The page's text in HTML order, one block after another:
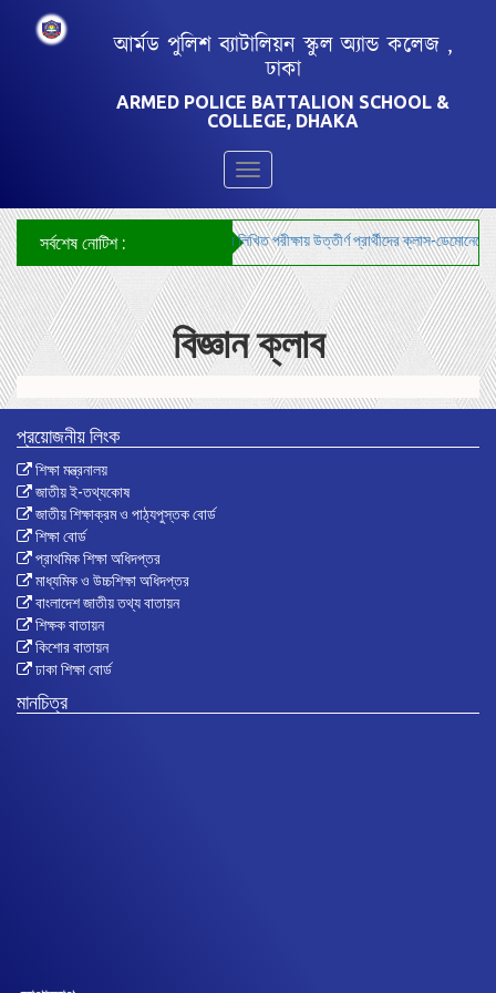
আর্মড পুলিশ ব্যাটালিয়ন স্কুল অ্যান্ড কলেজ ,
ঢাকা
ARMED POLICE BATTALION SCHOOL &
COLLEGE, DHAKA
Toggle
navigation
সর্বশেষ নোটিশ :***শিক্ষক নিয়োগ-২০২৬ এর লিখিত পরীক্ষায় উত্তীর্ণ প্রার্থীদের ক্লাস-
বিজ্ঞান ক্লাব
প্রয়োজনীয় লিংক
শিক্ষা মন্ত্রনালয়
জাতীয় ই-তথ্যকোষ
জাতীয় শিক্ষাক্রম ও পাঠ্যপুস্তক বোর্ড
শিক্ষা বোর্ড
প্রাথমিক শিক্ষা অধিদপ্তর
মাধ্যমিক ও উচ্চশিক্ষা অধিদপ্তর
বাংলাদেশ জাতীয় তথ্য বাতায়ন
শিক্ষক বাতায়ন
কিশোর বাতায়ন
ঢাকা শিক্ষা বোর্ড
মানচিত্র